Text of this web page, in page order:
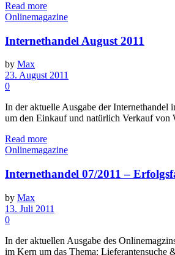
Read more
Onlinemagazine
Internethandel August 2011
by Max
23. August 2011
0
In der aktuelle Ausgabe der Internethandel
um den Einkauf und natürlich Verkauf von
Read more
Onlinemagazine
Internethandel 07/2011 –
by Max
13. Juli 2011
0
In der aktuellen Ausgabe des
im Kern um das Thema: Lieferantensuche